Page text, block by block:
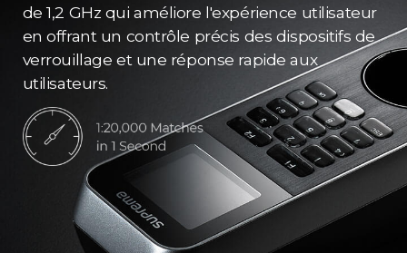
de 1,2 GHz qui améliore l'expérience utilisateur
en offrant un contrôle précis des dispositifs de
verrouillage et une réponse rapide aux
utilisateurs.